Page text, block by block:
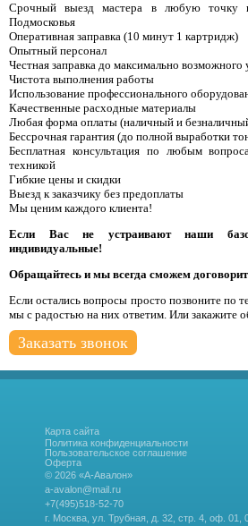
Срочный выезд мастера в любую точку
Подмосковья
Оперативная заправка (10 минут 1 картридж)
Опытный персонал
Честная заправка до максимально возможного
Чистота выполнения работы
Использование профессионального
Качественные расходные материалы
Любая форма оплаты (наличный и
Бессрочная гарантия (до полной выработки
Бесплатная консультация по любым
техникой
Гибкие цены и скидки
Выезд к заказчику без предоплаты
Мы ценим каждого клиента!
Если Вас не устраивают наши
индивидуальные!
Обращайтесь и мы всегда сможем
Если остались вопросы просто позвоните по
мы с радостью на них ответим. Или закажите
Заказать звонок
Карта сайта
Политика конфиденциальности
Пользовательское соглашение
Оферта
© 2026 «А-Авалон»
a-avalon@mail.ru
+7(495)518-52-70
г. Москва, ул. Трубная, д. 32, стр. 4, оф. 01,